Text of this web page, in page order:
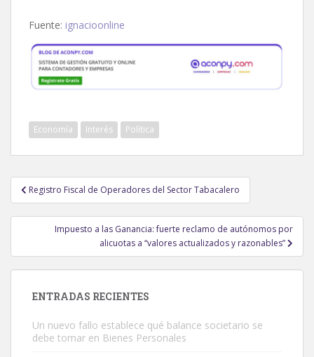
Fuente: ignacioonline
Economía Interés Política
Navegación
de
entradas
Registro Fiscal de Operadores del Sector Tabacalero
Impuesto a las Ganancia: fuerte reclamo de autónomos por
alicuotas a “valores actualizados y razonables”
ENTRADAS RECIENTES
Un nuevo fallo establece qué balance societario se
debe tomar en Bienes Personales